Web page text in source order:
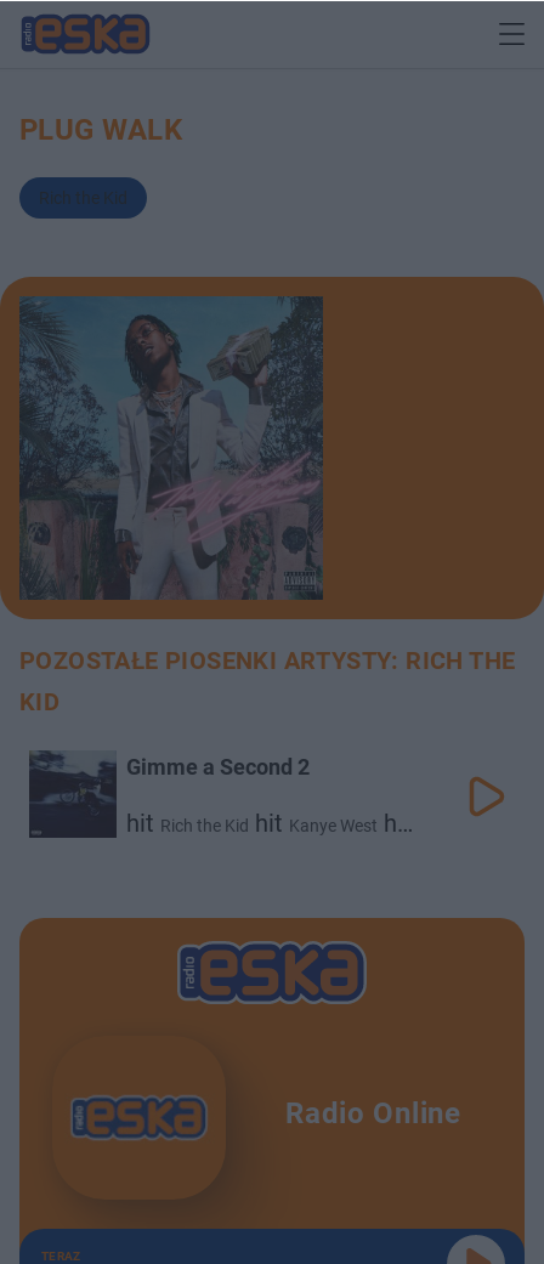
PLUG WALK
Rich the Kid
POZOSTAŁE PIOSENKI ARTYSTY: RICH THE
KID
Gimme a Second 2
hit Rich the Kid hit Kanye West hit
Radio Online
TERAZ